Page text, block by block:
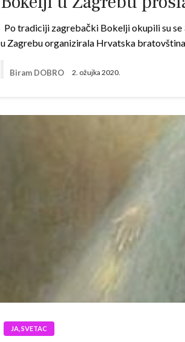
Po tradiciji zagrebački Bokelji okupili su se
u Zagrebu organizirala Hrvatska
Biram DOBRO 2. ožujka 2020.
JA, SVETAC